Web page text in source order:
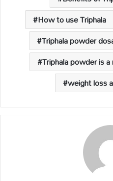
How to use Triphala
Triphala powder
Triphala powder is
weight loss